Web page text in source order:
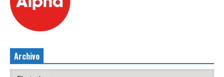
Archivo